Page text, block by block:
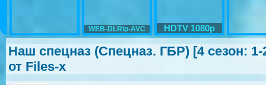
WEB-DLRip-AVC HDTV 1080p
Наш спецназ (Спецназ. ГБР) [4 сезон:
от Files-x